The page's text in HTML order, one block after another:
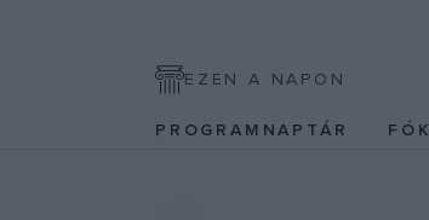
EZEN A NAPON
PROGRAMNAPTÁR